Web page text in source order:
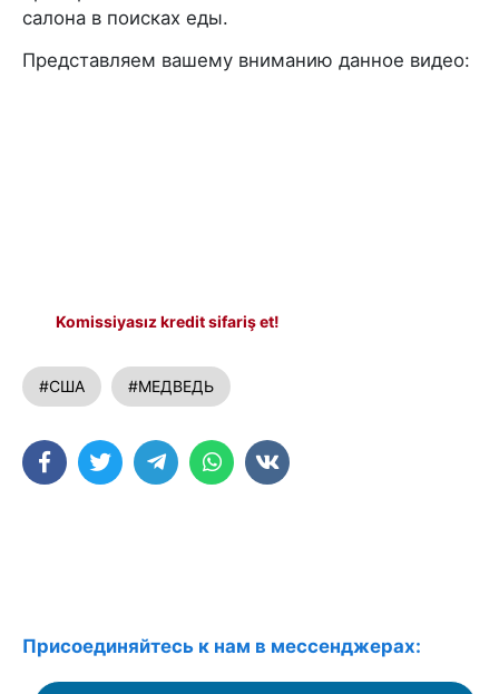
салона в поисках еды.
Представляем вашему вниманию данное видео:
Komissiyasız kredit sifariş et!
#США #МЕДВЕДЬ
Присоединяйтесь к нам в мессенджерах: